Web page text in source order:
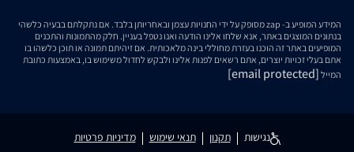
המידע המופיע ב- zap מסופק על ידי החנויות עצמן ובאחריותן בלבד. אם נתקלתם בבעיה כלשהי
בנתונים המוצגים באתר, אנא שלחו אלינו הודעה ואנו נטפל בעניין. חלק מהתמונות והתכנים
המופיעים באתר זה הוכנו בעזרת מחוללי בינה מלאכותית. אם זיהיתם תמונה או תוכן כלשהו בו
אתם בעלי זכויות יוצרים, אתם רשאים לפנות אלינו ולבקש לחדול משימוש בו, באמצעות כתובת
המייל [email protected]
נגישות תקנון תנאי שימוש מדיניות פרטיות